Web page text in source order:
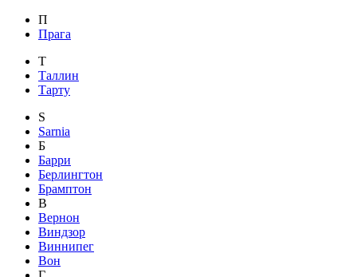
П
Прага
Т
Таллин
Тарту
S
Sarnia
Б
Барри
Берлингтон
Брамптон
В
Вернон
Виндзор
Виннипег
Вон